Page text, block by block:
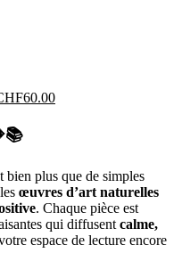
60.00
bien plus que de simples
œuvres d’art naturelles
. Chaque pièce est
qui diffusent calme,
espace de lecture encore